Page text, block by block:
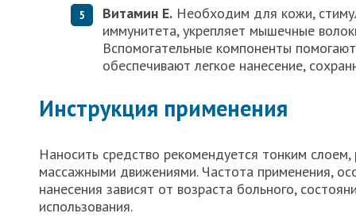
Витамин Е. Необходим для кожи,
иммунитета, укрепляет мышечные
Вспомогательные компоненты
обеспечивают легкое нанесение,
Инструкция применения
Наносить средство рекомендуется тонким слоем,
массажными движениями. Частота применения,
нанесения зависят от возраста больного,
использования.